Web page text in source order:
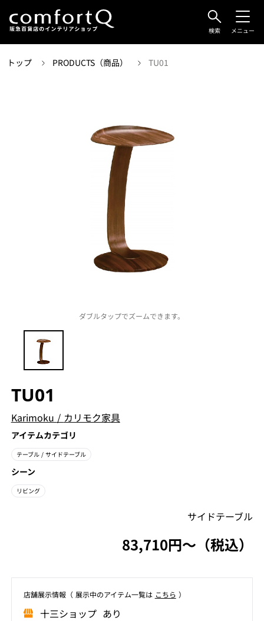
検索 メニュー
トップ PRODUCTS（商品） TU01
ダブルタップでズームできます。
TU01
Karimoku / カリモク家具
アイテムカテゴリ
テーブル / サイドテーブル
シーン
リビング
サイドテーブル
83,710円〜（税込）
店舗展⽰情報（ 展⽰中のアイテム⼀覧は こちら ）
⼗三ショップ あり